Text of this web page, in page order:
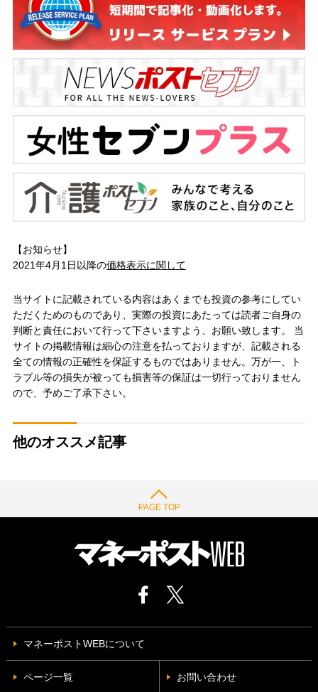
【お知らせ】
2021年4月1日以降の価格表示に関して
当サイトに記載されている内容はあくまでも投資の参考にしてい
ただくためのものであり、実際の投資にあたっては読者ご自身の
判断と責任において行って下さいますよう、お願い致します。 当
サイトの掲載情報は細心の注意を払っておりますが、記載される
全ての情報の正確性を保証するものではありません。万が一、ト
ラブル等の損失が被っても損害等の保証は一切行っておりません
ので、予めご了承下さい。
他のオススメ記事
PAGE TOP
マネーポストWEBについて
ページ一覧 お問い合わせ